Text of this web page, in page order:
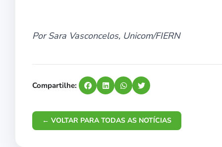
Por Sara Vasconcelos, Unicom/FIERN
Compartilhe:
← VOLTAR PARA TODAS AS NOTÍCIAS